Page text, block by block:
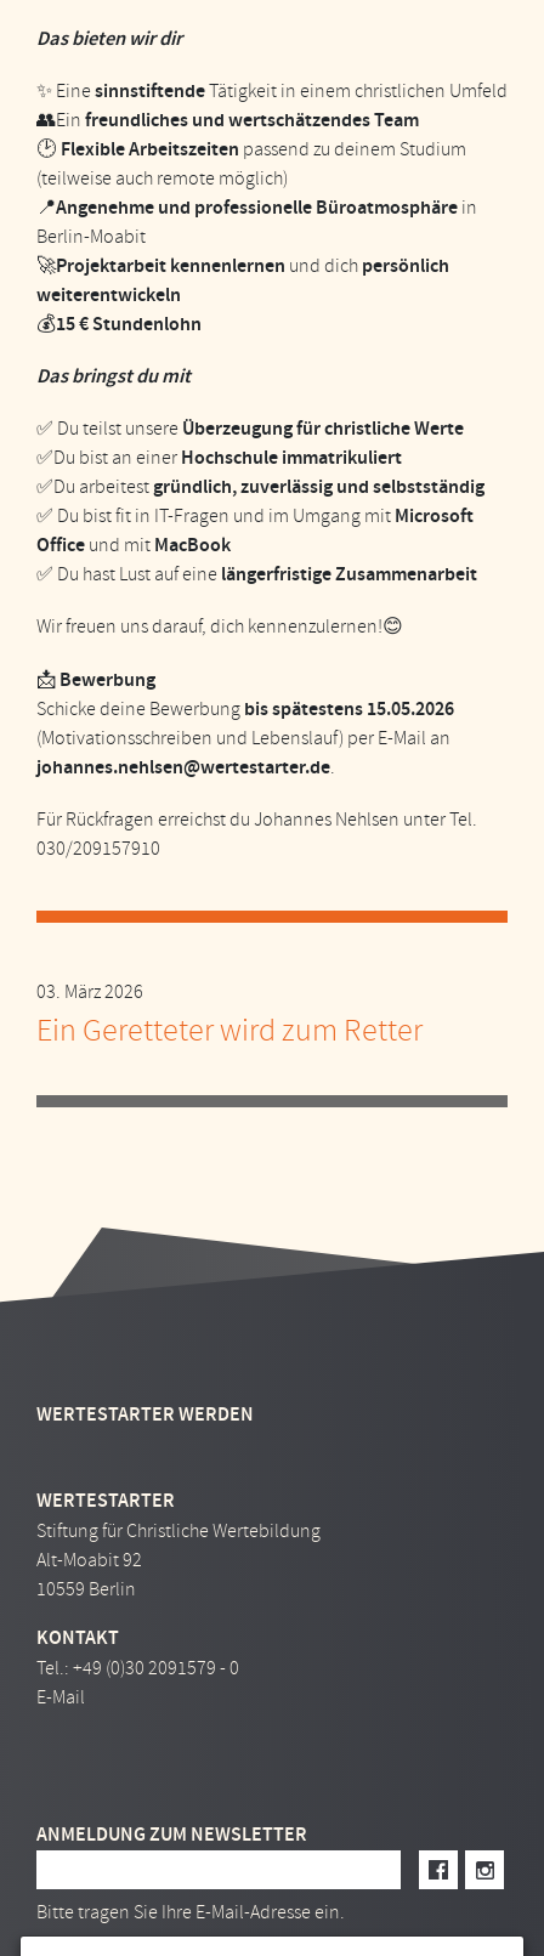
Das bieten wir dir
✨ EinesinnstiftendeTätigkeit in einem christlichen Umfeld
👥Ein freundliches und wertschätzendes Team
🕑 Flexible Arbeitszeiten passend zu deinem Studium
(teilweise auch remote möglich)
📍Angenehme und professionelle Büroatmosphäre in
Berlin-Moabit
🚀Projektarbeit kennenlernen und dich persönlich
weiterentwickeln
💰15 € Stundenlohn
Das bringst du mit
✅ Du teilst unsere Überzeugung für christliche Werte
✅Du bist an einer Hochschule immatrikuliert
✅Du arbeitestgründlich, zuverlässig und selbstständig
✅ Du bist fit in IT-Fragen und im Umgang mit Microsoft
Office und mit MacBook
✅ Du hast Lust auf eine längerfristige Zusammenarbeit
Wir freuen uns darauf, dich kennenzulernen!😊
📩 Bewerbung
Schicke deine Bewerbung bis spätestens 15.05.2026
(Motivationsschreiben und Lebenslauf) per E-Mail an
johannes.nehlsen@wertestarter.de.
Für Rückfragen erreichst du Johannes Nehlsen unter Tel.
030/209157910
03. März 2026
Ein Geretteter wird zum Retter
WERTESTARTER WERDEN
WERTESTARTER
Stiftung für Christliche Wertebildung
Alt-Moabit 92
10559 Berlin
KONTAKT
Tel.: +49 (0)30 2091579 - 0
E-Mail
ANMELDUNG ZUM NEWSLETTER
Bitte tragen Sie Ihre E-Mail-Adresse ein.